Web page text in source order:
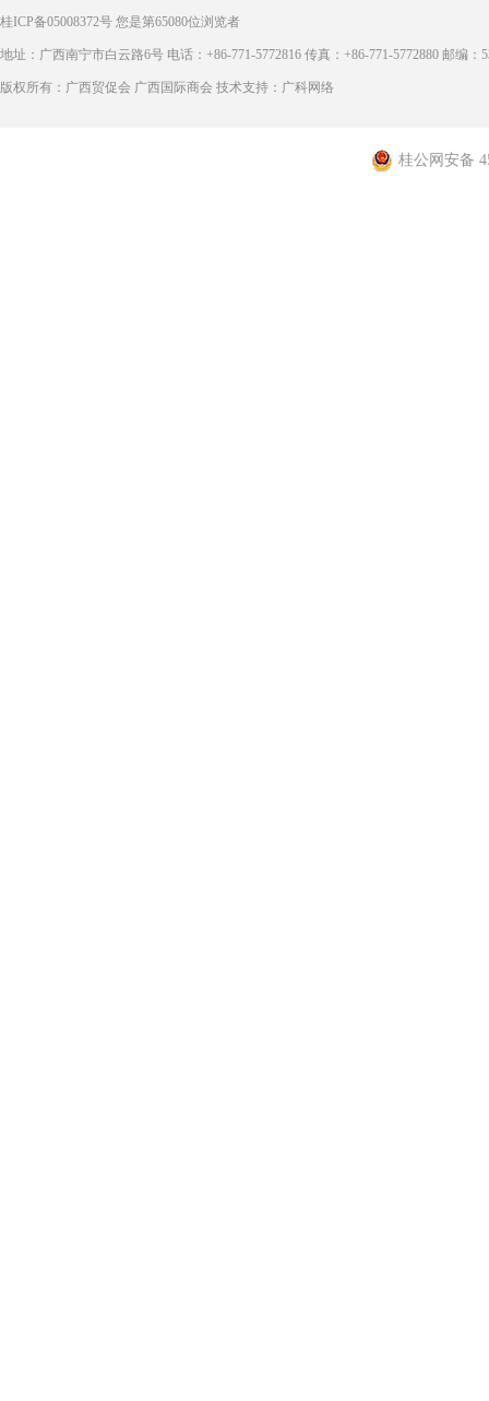
桂ICP备05008372号 您是第65080位浏览者
地址：广西南宁市白云路6号 电话：+86-771-5772816 传真：+86-771-5772880 邮编：
版权所有：广西贸促会 广西国际商会 技术支持：广科网络
桂公网安备